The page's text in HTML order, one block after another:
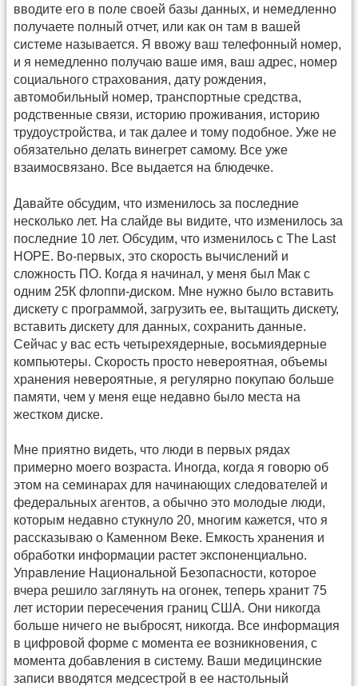
вводите его в поле своей базы данных, и немедленно
получаете полный отчет, или как он там в вашей
системе называется. Я ввожу ваш телефонный номер,
и я немедленно получаю ваше имя, ваш адрес, номер
социального страхования, дату рождения,
автомобильный номер, транспортные средства,
родственные связи, историю проживания, историю
трудоустройства, и так далее и тому подобное. Уже не
обязательно делать винегрет самому. Все уже
взаимосвязано. Все выдается на блюдечке.
Давайте обсудим, что изменилось за последние
несколько лет. На слайде вы видите, что изменилось за
последние 10 лет. Обсудим, что изменилось с The Last
HOPE. Во-первых, это скорость вычислений и
сложность ПО. Когда я начинал, у меня был Мак с
одним 25К флоппи-диском. Мне нужно было вставить
дискету с программой, загрузить ее, вытащить дискету,
вставить дискету для данных, сохранить данные.
Сейчас у вас есть четырехядерные, восьмиядерные
компьютеры. Скорость просто невероятная, объемы
хранения невероятные, я регулярно покупаю больше
памяти, чем у меня еще недавно было места на
жестком диске.
Мне приятно видеть, что люди в первых рядах
примерно моего возраста. Иногда, когда я говорю об
этом на семинарах для начинающих следователей и
федеральных агентов, а обычно это молодые люди,
которым недавно стукнуло 20, многим кажется, что я
рассказываю о Каменном Веке. Емкость хранения и
обработки информации растет экспоненциально.
Управление Национальной Безопасности, которое
вчера решило заглянуть на огонек, теперь хранит 75
лет истории пересечения границ США. Они никогда
больше ничего не выбросят, никогда. Все информация
в цифровой форме с момента ее возникновения, с
момента добавления в систему. Ваши медицинские
записи вводятся медсестрой в ее настольный